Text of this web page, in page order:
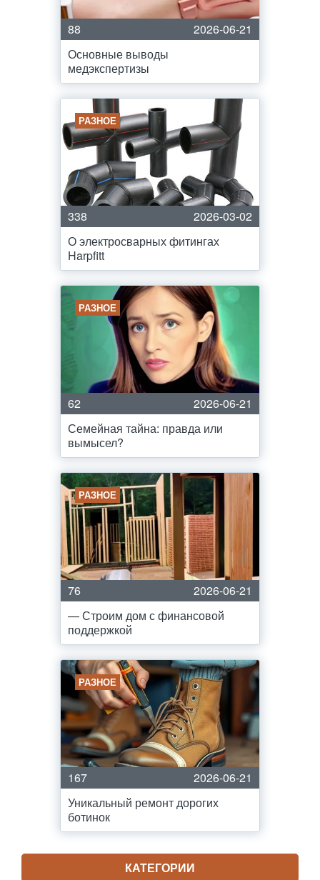
88
2026-06-21
Основные выводы
медэкспертизы
РАЗНОЕ
338
2026-03-02
О электросварных фитингах
Harpfitt
РАЗНОЕ
62
2026-06-21
Семейная тайна: правда или
вымысел?
РАЗНОЕ
76
2026-06-21
— Строим дом с финансовой
поддержкой
РАЗНОЕ
167
2026-06-21
Уникальный ремонт дорогих
ботинок
КАТЕГОРИИ